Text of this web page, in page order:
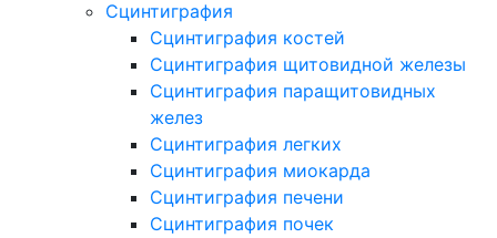
Сцинтиграфия
Сцинтиграфия костей
Сцинтиграфия щитовидной железы
Сцинтиграфия паращитовидных
желез
Сцинтиграфия легких
Сцинтиграфия миокарда
Сцинтиграфия печени
Сцинтиграфия почек